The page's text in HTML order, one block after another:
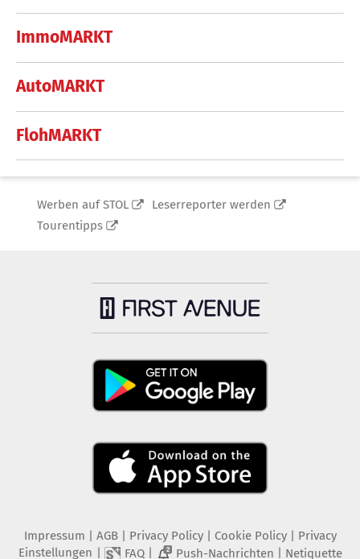
ImmoMARKT
AutoMARKT
FlohMARKT
Werben auf STOL
Leserreporter werden
Tourentipps
Impressum AGB Privacy Policy| Cookie Policy| Privacy
Einstellungen
FAQ| 2 Push-Nachrichten Netiquette